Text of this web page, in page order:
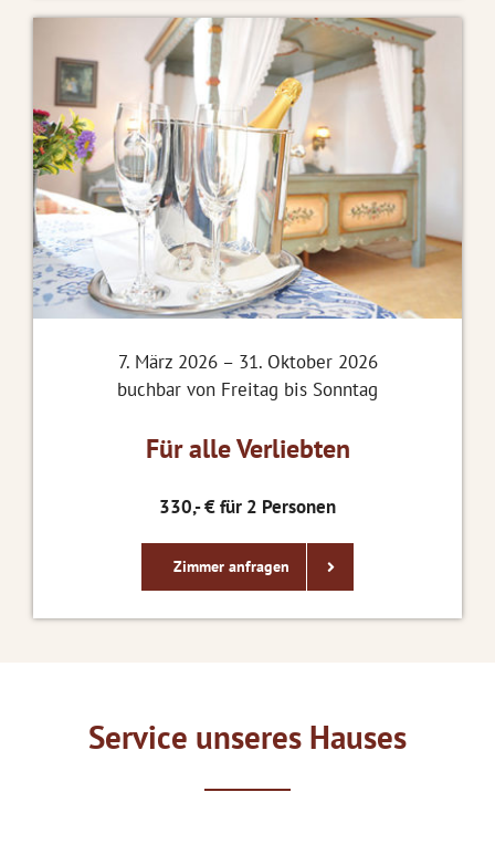
7. März 2026 – 31. Oktober 2026
buchbar von Freitag bis Sonntag
Für alle Verliebten
330,- € für 2 Personen
Zimmer anfragen
Service unseres Hauses